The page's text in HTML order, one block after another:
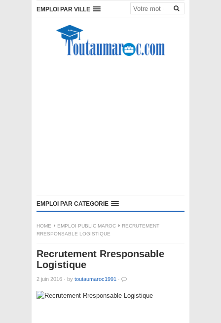
EMPLOI PAR VILLE
EMPLOI PAR CATEGORIE
HOME EMPLOI PUBLIC MAROC
RECRUTEMENT
RRESPONSABLE LOGISTIQUE
Recrutement Rresponsable
Logistique
2 juin 2016 · by toutaumaroc1991 ·